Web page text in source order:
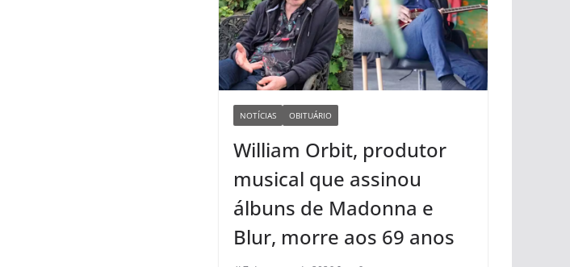
NOTÍCIAS OBITUÁRIO
William Orbit, produtor
musical que assinou
álbuns de Madonna e
Blur, morre aos 69 anos